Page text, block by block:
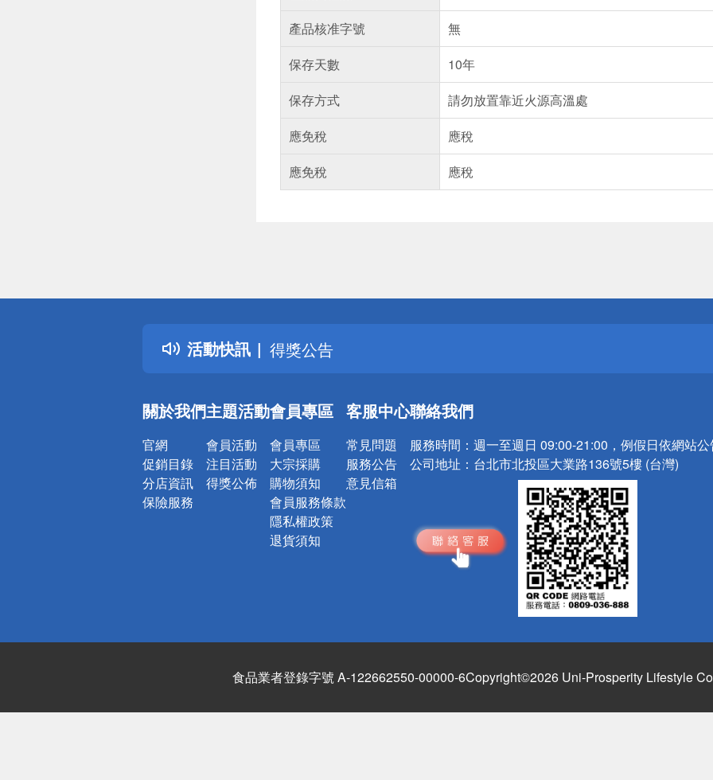
產品核准字號
無
保存天數
10年
保存方式
請勿放置靠近火源高溫處
應免稅
應稅
應免稅
應稅
活動快訊
詐騙網頁！請小心！
得獎公告
熱門話題
銀行優惠
詐騙網頁！請小心！
關於我們
官網
促銷目錄
分店資訊
保險服務
主題活動
會員活動
注目活動
得獎公佈
會員專區
會員專區
大宗採購
購物須知
會員服務條款
隱私權政策
退貨須知
客服中心
常見問題
服務公告
意見信箱
聯絡我們
服務時間： 週一至週日 09:00-21:00，例假日依網站
公司地址： 台北市北投區大業路136號5樓 (台灣)
食品業者登錄字號 A-122662550-00000-6Copyright©2026 Uni-Prosperity Lifestyle